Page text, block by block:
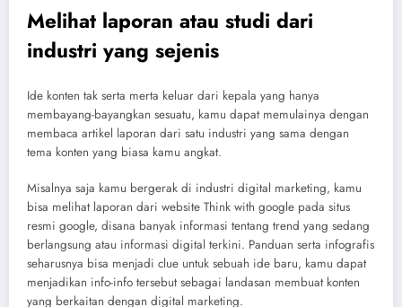
Melihat laporan atau studi dari
industri yang sejenis
Ide konten tak serta merta keluar dari kepala yang hanya
membayang-bayangkan sesuatu, kamu dapat memulainya dengan
membaca artikel laporan dari satu industri yang sama dengan
tema konten yang biasa kamu angkat.
Misalnya saja kamu bergerak di industri digital marketing, kamu
bisa melihat laporan dari website Think with google pada situs
resmi google, disana banyak informasi tentang trend yang sedang
berlangsung atau informasi digital terkini. Panduan serta infografis
seharusnya bisa menjadi clue untuk sebuah ide baru, kamu dapat
menjadikan info-info tersebut sebagai landasan membuat konten
yang berkaitan dengan digital marketing.